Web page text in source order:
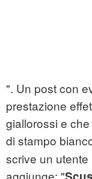
". Un post con
prestazione
giallorossi e
di stampo
scrive un